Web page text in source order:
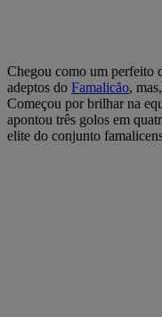
Chegou como um perfeito
adeptos do Famalicão,
Começou por brilhar na
apontou três golos em
elite do conjunto